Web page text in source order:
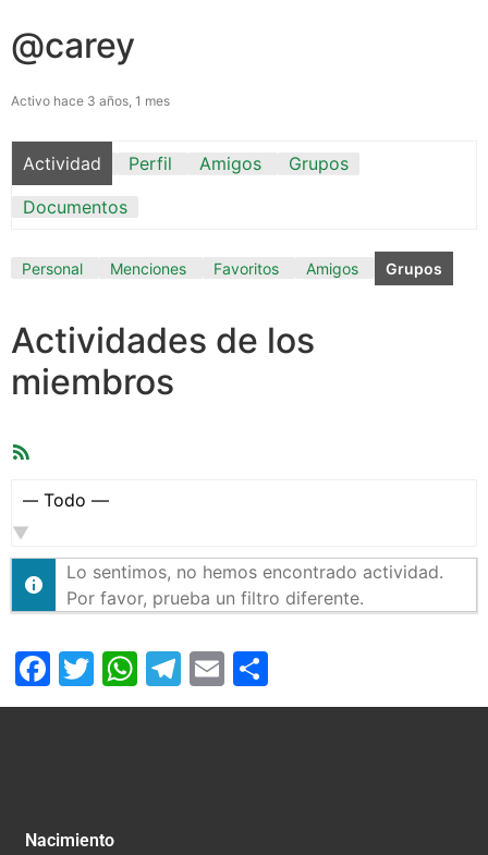
@carey
Activo hace 3 años, 1 mes
Actividad Perfil Amigos
Grupos
Documentos
Personal Menciones Favoritos Amigos Grupos
Actividades de los
miembros
Mostrar:
Lo sentimos, no hemos encontrado actividad.
Por favor, prueba un filtro diferente.
Facebook
Twitter
WhatsApp
Telegram
Email
Nacimiento